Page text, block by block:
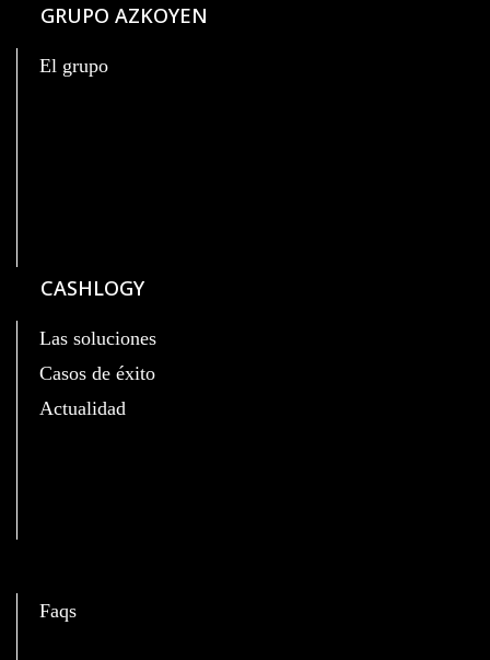
GRUPO AZKOYEN
El grupo
CASHLOGY
Las soluciones
Casos de éxito
Actualidad
Faqs